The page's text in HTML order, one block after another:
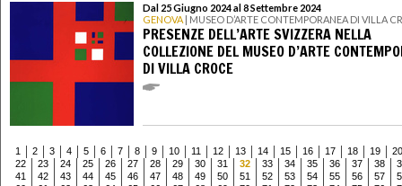
Dal 25 Giugno 2024 al 8 Settembre 2024
GENOVA | MUSEO D’ARTE CONTEMPORANEA DI VILLA
PRESENZE DELL’ARTE SVIZZERA NELLA
COLLEZIONE DEL MUSEO D’ARTE
DI VILLA CROCE
1 2 3 4 5 6 7 8 9 10 11 12 13 14 15 16 17 18 19
20
22
23 24 25 26 27 28 29 30 31 32 33 34 35 36 37 38
41
42 43 44 45 46 47 48 49 50 51 52 53 54 55 56 57